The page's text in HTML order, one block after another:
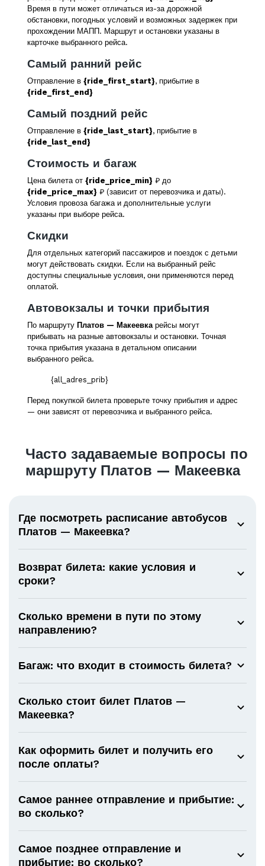
Время в пути может отличаться из-за дорожной
обстановки, погодных условий и возможных задержек при
прохождении МАПП. Маршрут и остановки указаны в
карточке выбранного рейса.
Самый ранний рейс
Отправление в {ride_first_start}, прибытие в
{ride_first_end}
Самый поздний рейс
Отправление в {ride_last_start}, прибытие в
{ride_last_end}
Стоимость и багаж
Цена билета от {ride_price_min} ₽ до
{ride_price_max} ₽ (зависит от перевозчика и даты).
Условия провоза багажа и дополнительные услуги
указаны при выборе рейса.
Скидки
Для отдельных категорий пассажиров и поездок с детьми
могут действовать скидки. Если на выбранный рейс
доступны специальные условия, они применяются перед
оплатой.
Автовокзалы и точки прибытия
По маршруту Платов — Макеевкарейсы могут
прибывать на разные автовокзалы и остановки. Точная
точка прибытия указана в детальном описании
выбранного рейса.
{all_adres_prib}
Перед покупкой билета проверьте точку прибытия и адрес
— они зависят от перевозчика и выбранного рейса.
Часто задаваемые вопросы по
маршруту Платов — Макеевка
Где посмотреть расписание автобусов
Платов — Макеевка?
Возврат билета: какие условия и
сроки?
Сколько времени в пути по этому
направлению?
Багаж: что входит в стоимость билета?
Сколько стоит билет Платов —
Макеевка?
Как оформить билет и получить его
после оплаты?
Самое раннее отправление и прибытие:
во сколько?
Самое позднее отправление и
прибытие: во сколько?